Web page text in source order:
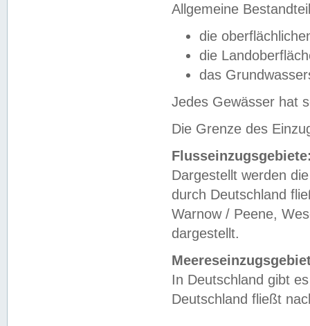
Allgemeine
die
die
das
Jedes Gewässer hat
Die Grenze des
Dargestellt werden
durch Deutschland
Warnow / Peene,
dargestellt.
In Deutschland gibt
Deutschland fließt